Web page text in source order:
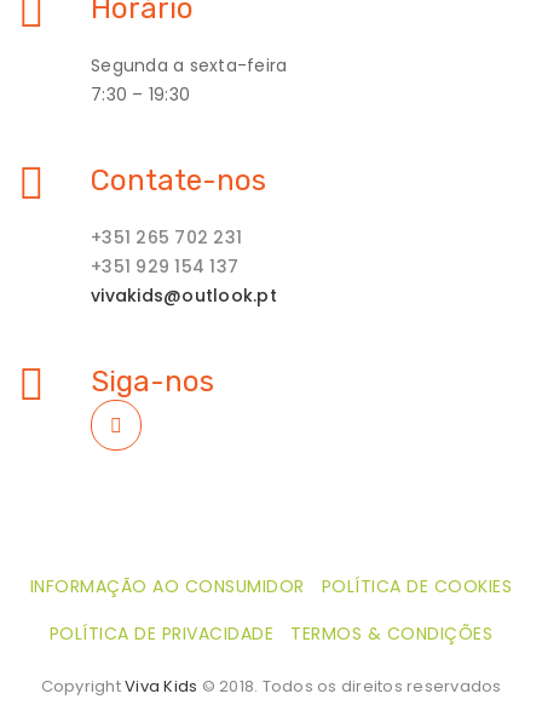
Horário
Segunda a sexta-feira
7:30 – 19:30
Contate-nos
+351 265 702 231
+351 929 154 137
vivakids@outlook.pt
Siga-nos
INFORMAÇÃO AO CONSUMIDOR
POLÍTICA DE COOKIES
POLÍTICA DE PRIVACIDADE
TERMOS & CONDIÇÕES
CopyrightViva Kids © 2018. Todos os direitos reservados